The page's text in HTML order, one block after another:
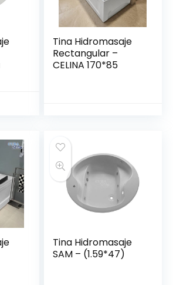
Tina Hidromasaje
Rectangular –
CELINA 170*85
Tina Hidromasaje
SAM – (1.59*47)